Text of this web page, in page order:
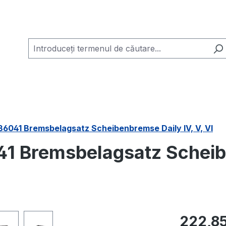
Bremsbelagsatz Scheibenbremse Daily IV, V, VI
Bremsbelagsatz
Preț